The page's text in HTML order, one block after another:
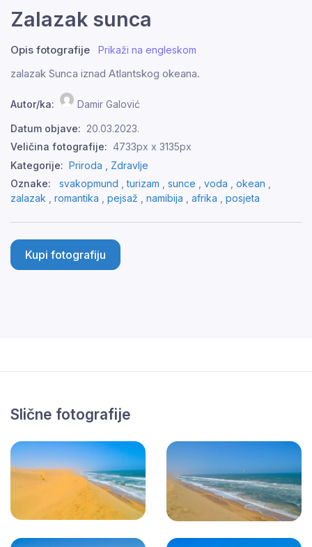
Zalazak sunca
Opis fotografije Prikaži na engleskom
zalazak Sunca iznad Atlantskog okeana.
Autor/ka: Damir Galović
Datum objave: 20.03.2023.
Veličina fotografije: 4733px x 3135px
Kategorije: Priroda , Zdravlje
Oznake:
svakopmund ,turizam sunce voda okean
zalazak
romantika pejsaž namibija afrika posjeta
Kupi fotografiju
Slične fotografije